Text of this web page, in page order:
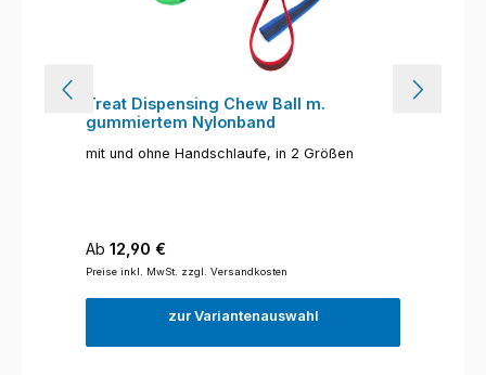
Treat Dispensing Chew Ball m.
gummiertem Nylonband
mit und ohne Handschlaufe, in 2 Größen
Regulärer Preis:
Ab 12,90 €
Preise inkl. MwSt. zzgl. Versandkosten
zur Variantenauswahl